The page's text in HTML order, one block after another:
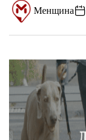
Менщина